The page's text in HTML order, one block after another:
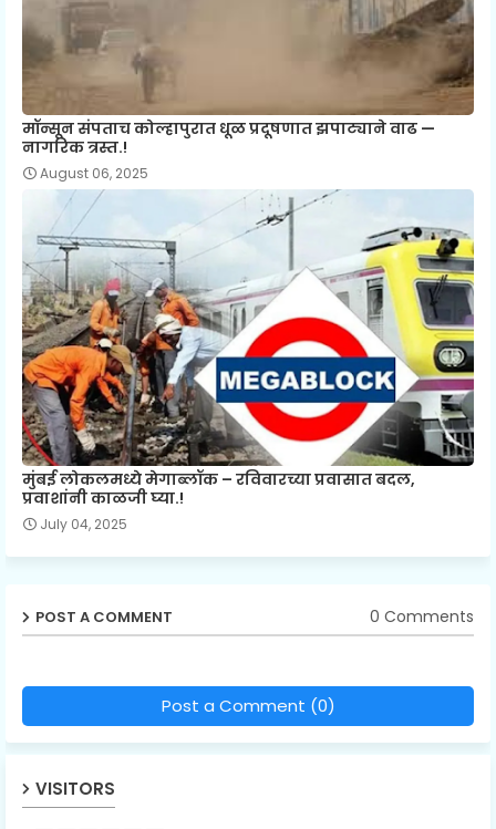
मॉन्सून संपताच कोल्हापुरात धूळ प्रदूषणात झपाट्याने वाढ —
नागरिक त्रस्त.!
August 06, 2025
मुंबई लोकलमध्ये मेगाब्लॉक – रविवारच्या प्रवासात बदल,
प्रवाशांनी काळजी घ्या.!
July 04, 2025
POST A COMMENT 0 Comments
Post a Comment (0)
VISITORS